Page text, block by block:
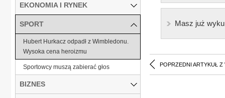
Masz już
POPRZEDNI ARTYKUŁ Z
EKONOMIA I RYNEK
SPORT
Hubert Hurkacz odpadł z Wimbledonu.
Wysoka cena heroizmu
Sportowcy muszą zabierać głos
BIZNES